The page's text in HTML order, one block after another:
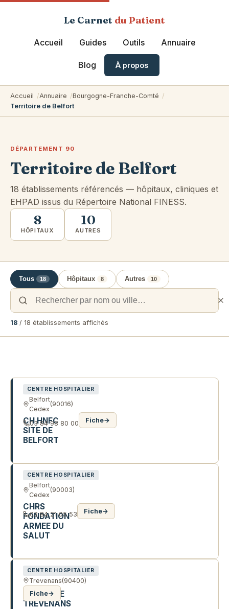
Le Carnet du Patient
Accueil Guides Outils Annuaire
Blog À propos
Accueil Annuaire
Bourgogne-Franche-Comté
Territoire de Belfort
DÉPARTEMENT 90
Territoire de Belfort
18 établissements référencés — hôpitaux, cliniques et
EHPAD issus du Répertoire National FINESS.
8
HÔPITAUX
10
AUTRES
Tous 18 Hôpitaux 8 Autres 10
18 / 18 établissements affichés
Liste des établissements de santé
CENTRE HOSPITALIER
Belfort
Cedex
(90016)
CH HNFC
SITE DE
BELFORT
03 84 98 80 00 Fiche→
CENTRE HOSPITALIER
Belfort
Cedex
(90003)
CHRS
FONDATION
ARMEE DU
SALUT
03 84 21 05 53 Fiche→
CENTRE HOSPITALIER
Trevenans(90400)
HNFC SITE
TREVENANS
Fiche→